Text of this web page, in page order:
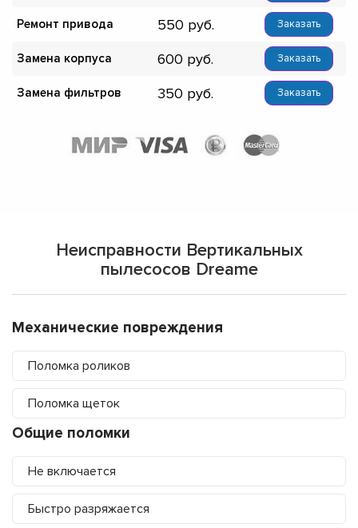
Ремонт привода 550 Заказать
Замена корпуса 600 Заказать
Замена фильтров 350 Заказать
Неисправности Вертикальных
пылесосов Dreame
Механические повреждения
Поломка роликов
Поломка щеток
Общие поломки
Не включается
Быстро разряжается